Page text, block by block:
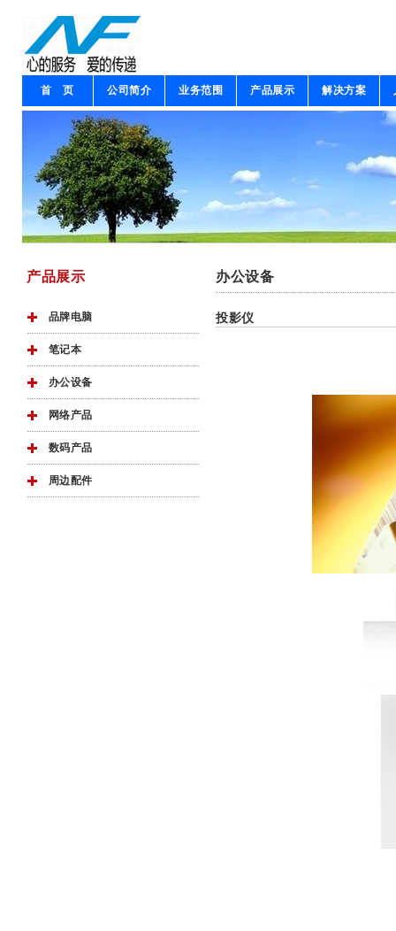
首 页 公司简介 业务范围 产品展示 解决方案
产品展示
品牌电脑
笔记本
办公设备
网络产品
数码产品
周边配件
办公设备
投影仪